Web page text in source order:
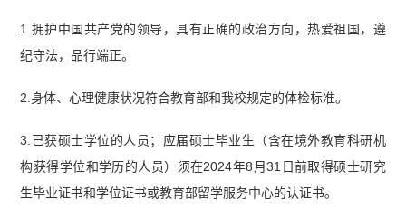
1.拥护中国共产党的领导，具有正确的政治方向，热爱祖国，遵
纪守法，品行端正。
2.身体、心理健康状况符合教育部和我校规定的体检标准。
3.已获硕士学位的人员；应届硕士毕业生（含在境外教育科研机
构获得学位和学历的人员）须在2024年8月31日前取得硕士研究
生毕业证书和学位证书或教育部留学服务中心的认证书。